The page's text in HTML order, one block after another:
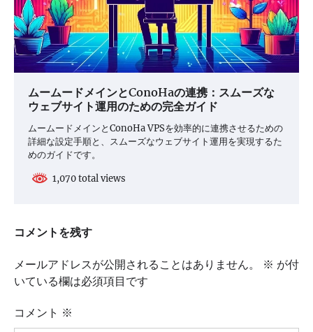
ムームードメインとConoHaの連携：スムーズな
ウェブサイト運用のための完全ガイド
ムームードメインとConoHa VPSを効率的に連携させるための
詳細な設定手順と、スムーズなウェブサイト運用を実現するた
めのガイドです。
1,070 total views
コメントを残す
メールアドレスが公開されることはありません。 ※ が付
いている欄は必須項目です
コメント ※